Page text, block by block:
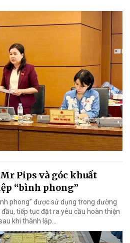
Pips và góc khuất
“bình phong”
phong” được sử dụng trong đường
tiếp tục đặt ra yêu cầu hoàn thiện
khi thành lập…